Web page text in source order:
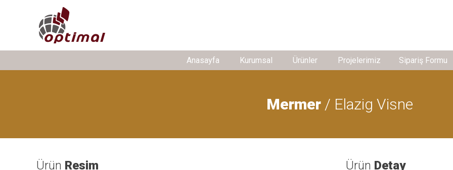
Anasayfa Kurumsal Ürünler Projelerimiz Sipariş Formu
Mermer / Elazig Visne
Ürün Resim Ürün Detay